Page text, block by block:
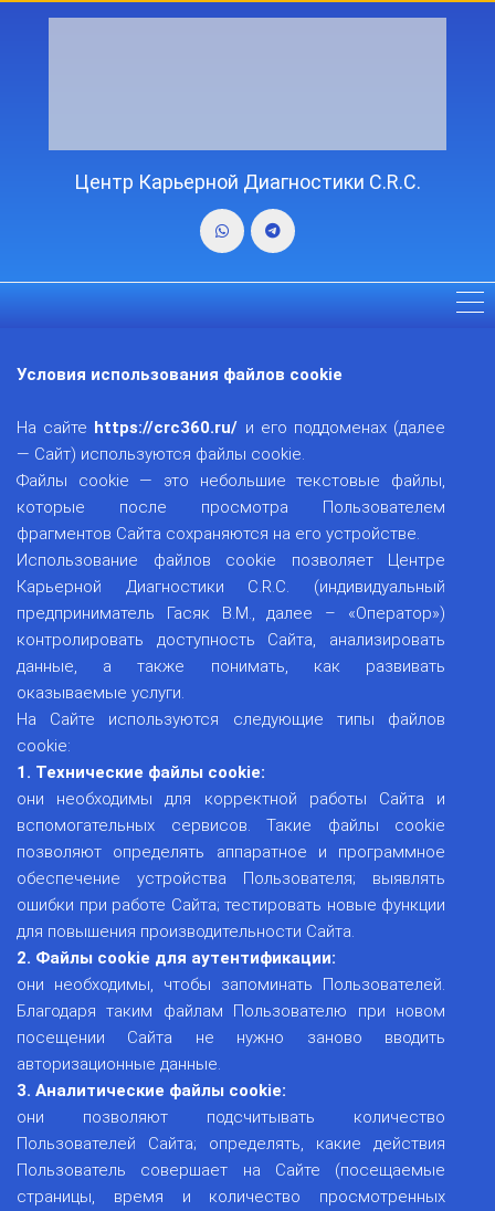
Центр Карьерной Диагностики C.R.C.
Условия использования файлов cookie
На сайте https://crc360.ru/ и его поддоменах (далее
— Сайт) используются файлы cookie.
Файлы cookie — это небольшие текстовые файлы,
которые после просмотра Пользователем
фрагментов Сайта сохраняются на его устройстве.
Использование файлов cookie позволяет Центрe
Карьерной Диагностики C.R.C. (индивидуальный
предприниматель Гасяк В.М., далее – «Оператор»)
контролировать доступность Сайта, анализировать
данные, а также понимать, как развивать
оказываемые услуги.
На Сайте используются следующие типы файлов
cookie:
1. Технические файлы cookie:
они необходимы для корректной работы Сайта и
вспомогательных сервисов. Такие файлы cookie
позволяют определять аппаратное и программное
обеспечение устройства Пользователя; выявлять
ошибки при работе Сайта; тестировать новые функции
для повышения производительности Сайта.
2. Файлы cookie для аутентификации:
они необходимы, чтобы запоминать Пользователей.
Благодаря таким файлам Пользователю при новом
посещении Сайта не нужно заново вводить
авторизационные данные.
3. Аналитические файлы cookie:
они позволяют подсчитывать количество
Пользователей Сайта; определять, какие действия
Пользователь совершает на Сайте (посещаемые
страницы, время и количество просмотренных